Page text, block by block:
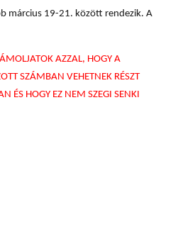
március 19-21. között rendezik. A
AZZAL, HOGY A
SZÁMBAN VEHETNEK RÉSZT
ÉS HOGY EZ NEM SZEGI SENKI